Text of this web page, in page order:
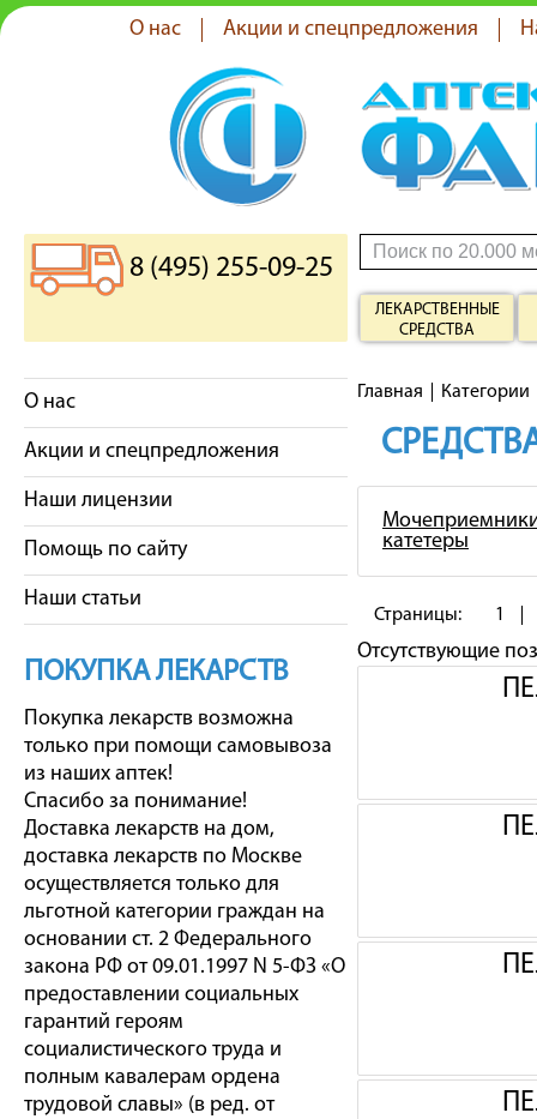
О нас Акции и спецпредложения
8 (495) 255-09-25
ЛЕКАРСТВЕННЫЕ
СРЕДСТВА
О нас
Акции и спецпредложения
Наши лицензии
Помощь по сайту
Наши статьи
ПОКУПКА ЛЕКАРСТВ
Покупка лекарств возможна
только при помощи самовывоза
из наших аптек!
Спасибо за понимание!
Доставка лекарств на дом,
доставка лекарств по Москве
осуществляется только для
льготной категории граждан на
основании ст. 2 Федерального
закона РФ от 09.01.1997 N 5-ФЗ «О
предоставлении социальных
гарантий героям
социалистического труда и
полным кавалерам ордена
трудовой славы» (в ред. от
Главная Категории
катетеры
Страницы: 1
Отсутствующие